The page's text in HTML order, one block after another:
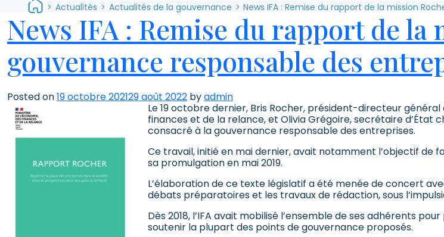
> Actualités > Actualités de la gouvernance > News IFA : Remise du rapport de la mission
News IFA : Remise du rapport de la
gouvernance responsable des
Posted on19 octobre 202129 août 2022 byadmin
Le 19 octobre dernier, Bris Rocher, président-directeur
finances et de la relance, et Olivia Grégoire, secrétaire d’État
consacré à la gouvernance responsable des entreprises.
Ce travail, initié en mai dernier, avait notamment l’objectif de
sa promulgation en mai 2019.
L’élaboration de ce texte législatif a été menée de concert
débats préparatoires et les travaux de rédaction, sous
Dès 2018, l’IFA avait mobilisé l’ensemble de ses adhérents
soutenir la plupart des points de gouvernance proposés.